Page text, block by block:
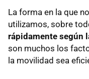
La forma en la que
utilizamos, sobre
rápidamente según
son muchos los
la movilidad sea